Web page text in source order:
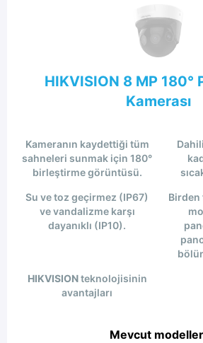
HIKVISION 8 MP 180°
Kamerası
Kameranın kaydettiği tüm
sahneleri sunmak için 180°
birleştirme görüntüsü.
Dahili
Su ve toz geçirmez (IP67)
ve vandalizme karşı
dayanıklı (IP10).
HIKVISIONteknolojisinin
avantajları
Mevcut